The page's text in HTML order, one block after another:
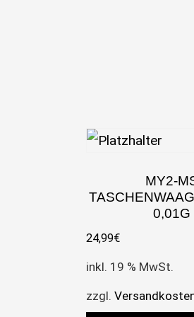
MY2-
0,01G
24,99€
inkl. 19 % MwSt.
zzgl.